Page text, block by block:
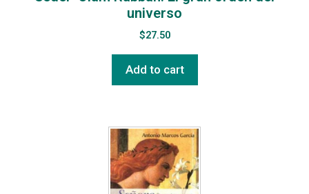
universo
$27.50
Add to cart